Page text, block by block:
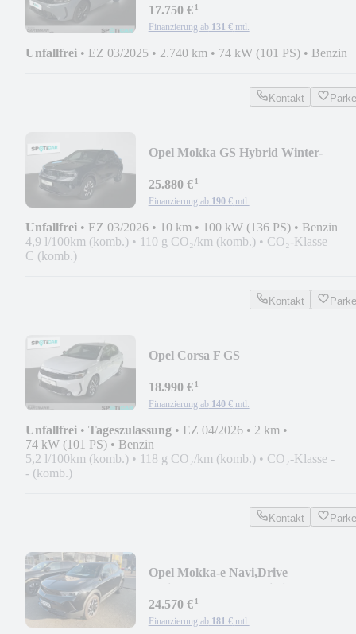
17.750 €¹
Finanzierung ab 131 € mtl.
Unfallfrei • EZ 03/2025 • 2.740 km • 74 kW (101 PS) • Benzin
Kontakt
Opel Mokka GS Hybrid Winter-
25.880 €¹
Finanzierung ab 190 € mtl.
Unfallfrei • EZ 03/2026 • 10 km • 100 kW (136 PS) • Benzin
4,9 l/100km (komb.) • 110 g CO₂/km (komb.) • CO₂-Klasse
C (komb.)
Kontakt
Opel Corsa F GS
18.990 €¹
Finanzierung ab 140 € mtl.
Unfallfrei • Tageszulassung • EZ 04/2026 • 2 km •
74 kW (101 PS) • Benzin
5,2 l/100km (komb.) • 118 g CO₂/km (komb.) • CO₂-Klasse -
- (komb.)
Kontakt
Opel Mokka-e Navi,Drive
24.570 €¹
Finanzierung ab 181 € mtl.